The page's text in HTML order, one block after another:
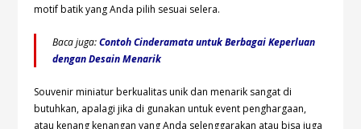
motif batik yang Anda pilih sesuai selera.
Baca juga:Contoh Cinderamata untuk Berbagai Keperluan
dengan Desain Menarik
Souvenir miniatur berkualitas unik dan menarik sangat di
butuhkan, apalagi jika di gunakan untuk event penghargaan,
atau kenang kenangan yang Anda selenggarakan atau bisa juga